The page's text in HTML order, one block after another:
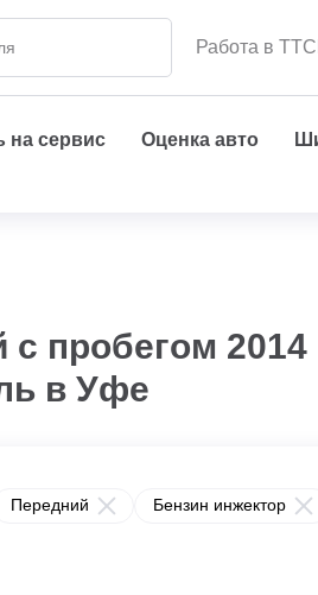
Работа в ТТС
на сервис Оценка авто
с пробегом
в Уфе
Передний Бензин инжектор